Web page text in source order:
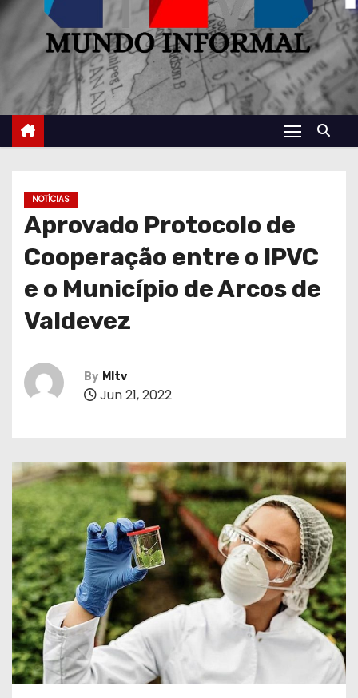
NOTÍCIAS
Aprovado Protocolo de
Cooperação entre o IPVC
e o Município de Arcos de
Valdevez
By MItv
Jun 21, 2022